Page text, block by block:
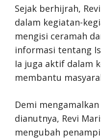
Sejak berhijrah,
dalam kegiatan-
mengisi ceramah
informasi tentang
Ia juga aktif dalam
membantu
Demi
dianutnya, Revi
mengubah